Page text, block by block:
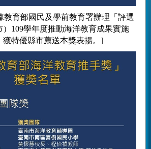
教育部國民及學前教育署辦理「評選
109學年度推動海洋教育成果實施
特優縣市薦送本獎表揚。 ]